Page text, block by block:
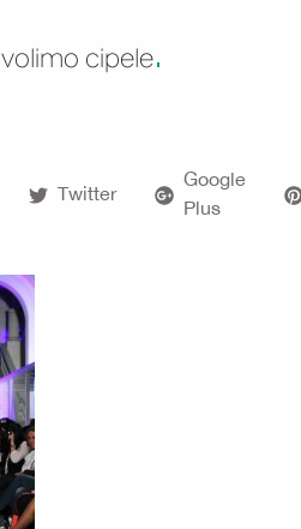
volimo cipele.
Twitter
Google
Plus